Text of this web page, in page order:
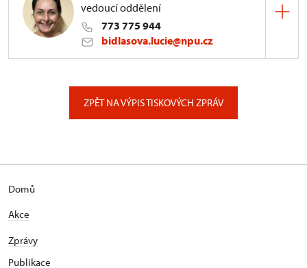
vedoucí oddělení
773 775 944
bidlasova.lucie@npu.cz
ZPĚT NA VÝPIS TISKOVÝCH ZPRÁV
Domů
Akce
Zprávy
Publikace